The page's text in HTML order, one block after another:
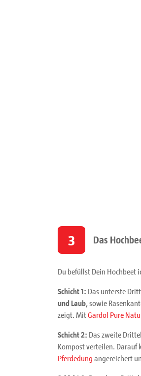
3 Das
Du befüllst Dein Hochbeet
Schicht 1: Das unterste
und Laub , sowie
zeigt. MitGardol Pure
Schicht 2: Das zweite
Kompost verteilen. Darauf
Pferdedung angereichert